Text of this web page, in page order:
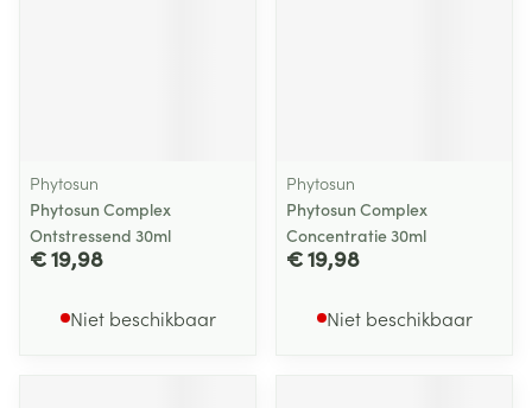
Phytosun
Phytosun Complex
Ontstressend 30ml
€ 19,98
Niet beschikbaar
Phytosun
Phytosun Complex
Concentratie 30ml
€ 19,98
Niet beschikbaar